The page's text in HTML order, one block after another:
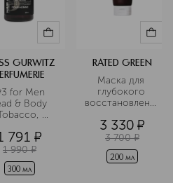
GURWITZ
for Men
& Body
Мужской
гель 2
для волос и
тела
791 ¤
1 990 ¤
300 мл
RATED GREEN
Маска для
глубокого
восстановления
поврежденных
волос с маслом
арганы
холодного
3 330 ¤
3 700 ¤
200 мл